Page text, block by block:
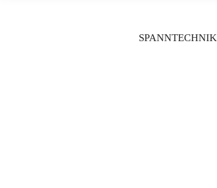
SPANNTECHNIK